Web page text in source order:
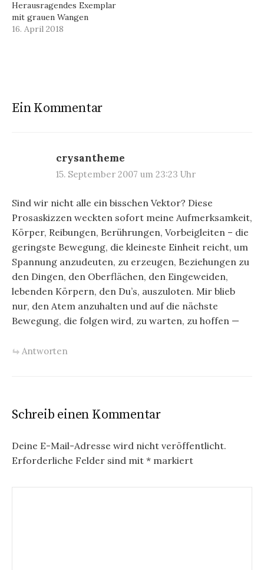
Herausragendes Exemplar
mit grauen Wangen
16. April 2018
Ein Kommentar
crysantheme
15. September 2007 um 23:23 Uhr
Sind wir nicht alle ein bisschen Vektor? Diese
Prosaskizzen weckten sofort meine Aufmerksamkeit,
Körper, Reibungen, Berührungen, Vorbeigleiten – die
geringste Bewegung, die kleineste Einheit reicht, um
Spannung anzudeuten, zu erzeugen, Beziehungen zu
den Dingen, den Oberflächen, den Eingeweiden,
lebenden Körpern, den Du’s, auszuloten. Mir blieb
nur, den Atem anzuhalten und auf die nächste
Bewegung, die folgen wird, zu warten, zu hoffen —
Antworten
Schreib einen Kommentar
Deine E-Mail-Adresse wird nicht veröffentlicht.
Erforderliche Felder sind mit * markiert